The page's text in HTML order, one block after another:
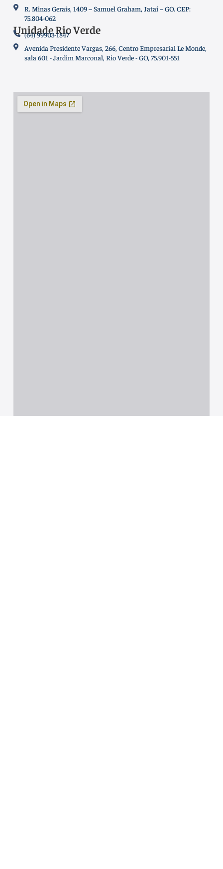
R. Minas Gerais, 1409 – Samuel Graham, Jataí – GO. CEP:
75.804-062
Unidade Rio Verde
(64) 99903-1847
Avenida Presidente Vargas, 266, Centro Empresarial Le Monde,
sala 601 - Jardim Marconal, Rio Verde - GO, 75.901-551